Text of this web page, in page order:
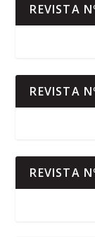
REVISTA
REVISTA
REVISTA